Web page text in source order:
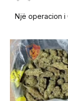
Një operacion i